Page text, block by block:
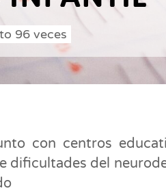
96 veces
con centros
dificultades del